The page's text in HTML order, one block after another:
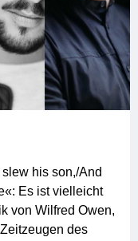
his son,/And
Es ist vielleicht
von Wilfred Owen,
des